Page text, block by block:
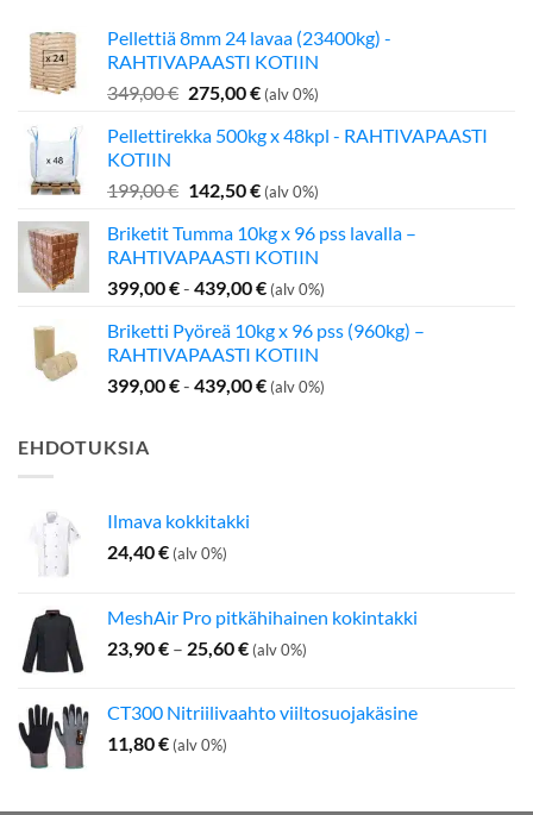
Pellettiä 8mm 24 lavaa (23400kg) -
RAHTIVAPAASTI KOTIIN
349,00€ Alkuperäinen
oli:
275,00€Nykyinen
on:
(alv 0%)
Pellettirekka 500kg x 48kpl - RAHTIVAPAASTI
KOTIIN
199,00€ Alkuperäinen
oli:
199,00 €.
142,50€Nykyinen
on:
142,50 €.
(alv 0%)
Briketit Tumma 10kg x 96 pss lavalla –
RAHTIVAPAASTI KOTIIN
399,00€- 439,00€ (alv 0%)
Briketti Pyöreä 10kg x 96 pss (960kg) –
RAHTIVAPAASTI KOTIIN
399,00€- 439,00€ (alv 0%)
EHDOTUKSIA
Ilmava kokkitakki
24,40€ (alv 0%)
MeshAir Pro pitkähihainen kokintakki
23,90€ – 25,60€Hintaluokka:
25,60 €
(alv 0%)
CT300 Nitriilivaahto viiltosuojakäsine
11,80€ (alv 0%)